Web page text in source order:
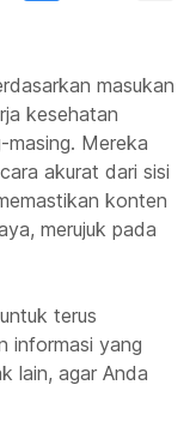
masukan
kesehatan
masing. Mereka
akurat dari sisi
konten
merujuk pada
terus
informasi yang
lain, agar Anda